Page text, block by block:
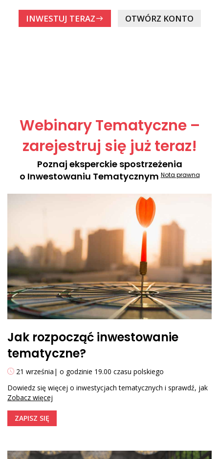
INWESTUJ TERAZeast OTWÓRZ KONTO
Webinary Tematyczne –
zarejestruj się już teraz!
Poznaj eksperckie spostrzeżenia
o Inwestowaniu TematycznymNota prawna
Jak rozpocząć inwestowanie
tematyczne?
21 września| o godzinie 19.00 czasu polskiego
Dowiedz się więcej o inwestycjach tematycznych i sprawdź, jak
dzięki tej strategii możesz dywersyfikować swój portfel!
PROGRAM:
tematycznymi?
Zobacz więcej
ZAPISZ SIĘ